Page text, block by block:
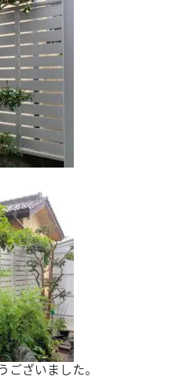
ございました。